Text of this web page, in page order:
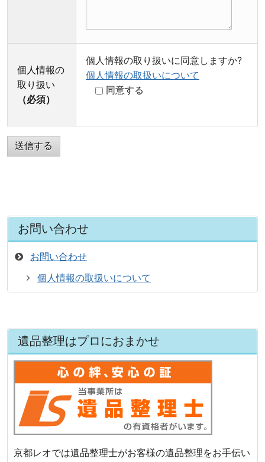
個人情報の
取り扱い
（必須）
個人情報の取り扱いに同意しますか?
個人情報の取扱いについて
同意する
Please leave this field empty.
お問い合わせ
お問い合わせ
個人情報の取扱いについて
遺品整理はプロにおまかせ
京都レオでは遺品整理士がお客様の遺品整理をお手伝い